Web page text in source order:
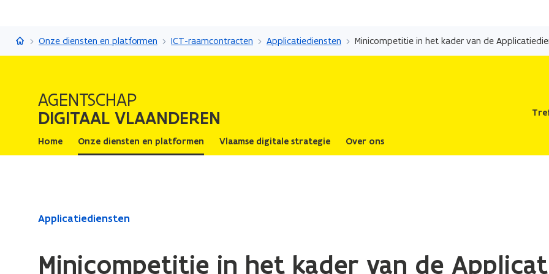
en
naar
Digitaal Vlaanderen
Onze diensten en platformen ICT-raamcontracten Applicatiediensten
AGENTSCHAP
DIGITAAL VLAANDEREN
Home Onze diensten en platformen Vlaamse digitale strategie Over ons
Gedaan
Applicatiediensten
Minicompetitie in het kader van de